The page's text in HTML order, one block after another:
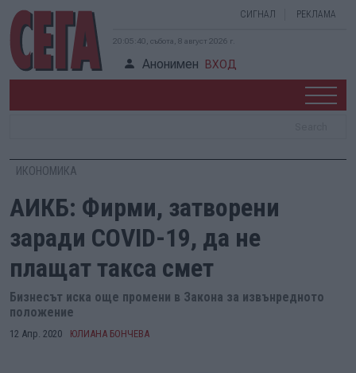
СИГНАЛ РЕКЛАМА
20:05:41, събота, 8 август 2026 г.
Анонимен ВХОД
ИКОНОМИКА
АИКБ: Фирми, затворени
заради COVID-19, да не
плащат такса смет
Бизнесът иска още промени в Закона за извънредното
положение
12 Апр. 2020 ЮЛИАНА БОНЧЕВА